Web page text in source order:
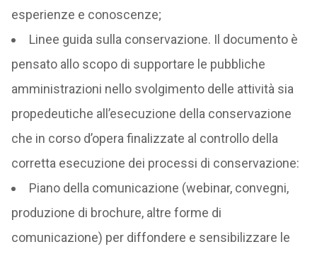
esperienze e conoscenze;
Linee guida sulla conservazione. Il documento è
pensato allo scopo di supportare le pubbliche
amministrazioni nello svolgimento delle attività sia
propedeutiche all’esecuzione della conservazione
che in corso d’opera finalizzate al controllo della
corretta esecuzione dei processi di conservazione:
Piano della comunicazione (webinar, convegni,
produzione di brochure, altre forme di
comunicazione) per diffondere e sensibilizzare le